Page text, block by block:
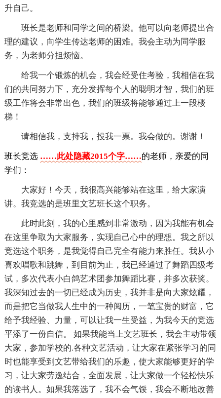
升自己。
班长是老师和同学之间的桥梁。他可以向老师提出合
理的建议，向学生传达老师的困难。我会主动为同学服
务，为老师分担烦恼。
给我一个锻炼的机会，我会经受住考验，我相信在我
们的共同努力下，充分发挥每个人的聪明才智，我们的班
级工作将会非常出色，我们的班级将能够通过上一段楼
梯！
请相信我，支持我，投我一票。我会做的。谢谢！
班长竞选 ……此处隐藏2015个字……的老师，亲爱的同
学们：
大家好！今天，我很高兴能够站在这里，给大家演
讲。我竞选的是班里文艺班长这个职务。
此时此刻，我的心里感到非常激动，因为我能有机会
在这里争取为大家服务，实现自己心中的理想。我之所以
竞选这个职务，是我觉得自己完全有能力来胜任。我从小
喜欢唱歌和跳舞，到目前为止，我已经通过了舞蹈四级考
试，多次代表小白鸽艺术团参加舞蹈比赛，并多次获奖。
我深知过去的一切已经成为历史，我并非是向大家炫耀，
而是把它当做我人生中的一种阅历，一笔宝贵的财富，它
给予我经验、力量，可以让我一生受益，为我今天的竞选
平添了一份自信。 如果我能当上文艺班长，我会主动带领
大家，参加学校的.各种文艺活动，让大家在紧张学习的同
时也能享受到文艺带给我们的乐趣，使大家能够更好的学
习，让大家劳逸结合，全面发展，让大家做一个轻松快乐
的读书人。如果我落选了，我不会气馁，我会不断地改善